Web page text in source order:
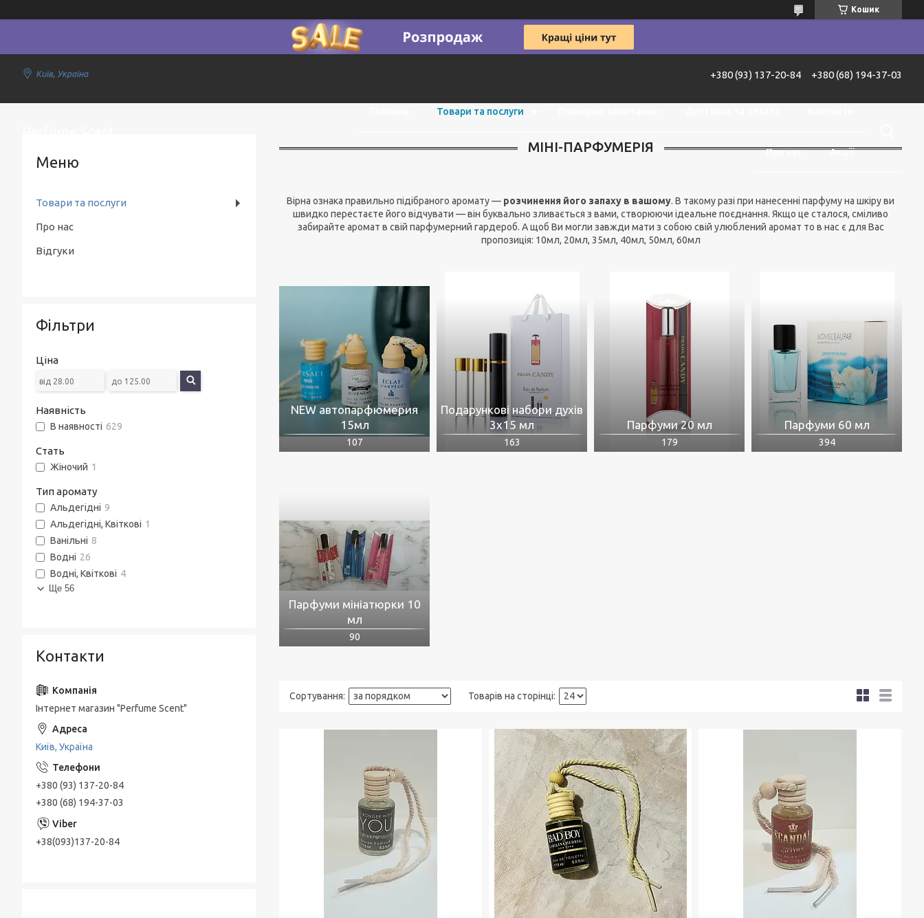
Кошик
Київ, Україна +380 (93) 137-20-84 +380 (68) 194-37-03
Товари та послуги
Про нас Акції
МІНІ-ПАРФУМЕРІЯ
Вірна ознака правильно підібраного аромату — розчинення його запаху в вашому. В такому разі при нанесенні парфуму на шкіру ви
швидко перестаєте його відчувати — він буквально зливається з вами, створюючи ідеальне поєднання. Якщо це сталося, сміливо
забирайте аромат в свій парфумерний гардероб. А щоб Ви могли завжди мати з собою свій улюблений аромат то в нас є для Вас
пропозиція: 10мл, 20мл, 35мл, 40мл, 50мл, 60мл
NEW автопарфюмерия
15мл
107
Подарункові набори духів
3х15 мл
163
Парфуми 20 мл
179
Парфуми 60 мл
394
Парфуми мініатюрки 10
мл
90
Товари та послуги
Про нас
Відгуки
Фільтри
Ціна
Наявність
В наявності 629
Стать
Жіночий 1
Тип аромату
Альдегідні 9
Альдегідні, Квіткові 1
Ванільні 8
Водні 26
Водні, Квіткові 4
Ще 56
Контакти
Інтернет магазин "Perfume Scent"
Київ, Україна
+380 (93) 137-20-84
+380 (68) 194-37-03
+38(093)137-20-84